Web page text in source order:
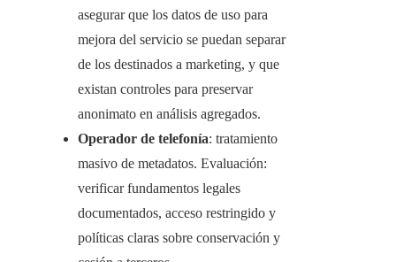
asegurar que los datos de uso para
mejora del servicio se puedan separar
de los destinados a marketing, y que
existan controles para preservar
anonimato en análisis agregados.
Operador de telefonía: tratamiento
masivo de metadatos. Evaluación:
verificar fundamentos legales
documentados, acceso restringido y
políticas claras sobre conservación y